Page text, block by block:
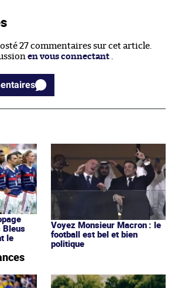
27 commentaires sur cet article.
en vous connectant
Bleus
le
Voyez Monsieur Macron : le
football est bel et bien
politique